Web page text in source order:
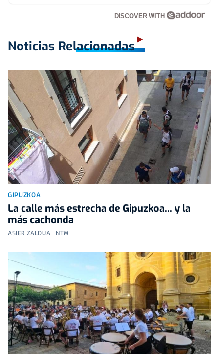
DISCOVER WITH
Noticias Relacionadas
GIPUZKOA
La calle más estrecha de Gipuzkoa... y la
más cachonda
ASIER ZALDUA | NTM